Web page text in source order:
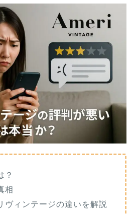
？
相
ヴィンテージの違いを解説